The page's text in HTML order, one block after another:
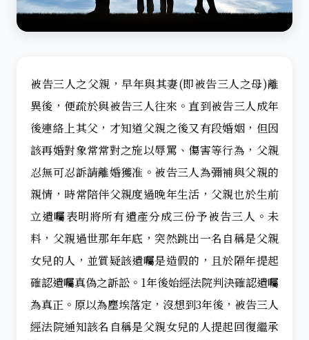
被告三人之父親，早年與其妻(即被告三人之母)離
異後，便疏於與被告三人往來。直到被告三人成年
後連絡上其父，才知道父親之後又有段婚姻，但因
該再婚對象常常對之施以辱罵、傷害等行為，父親
忍無可忍訴請離婚獲准。被告三人為彌補與父親的
親情，時常陪伴父親度過晚年生活，父親也於生前
立遺囑表明將所有遺產分成三份予被告三人。未
料，父親過世那年年底，突然跳出一名自稱是父親
女兒的人，並質疑該遺囑是造假的，且於隔年提起
確認遺囑真偽之訴訟。1年後始經法院判決確認遺囑
為真正。原以為塵埃落定，沒想到3年後，被告三人
經法院通知該名自稱是父親女兒的人提起回復繼承